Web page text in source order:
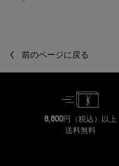
前のページに戻る
8,800円（税込）以上
送料無料